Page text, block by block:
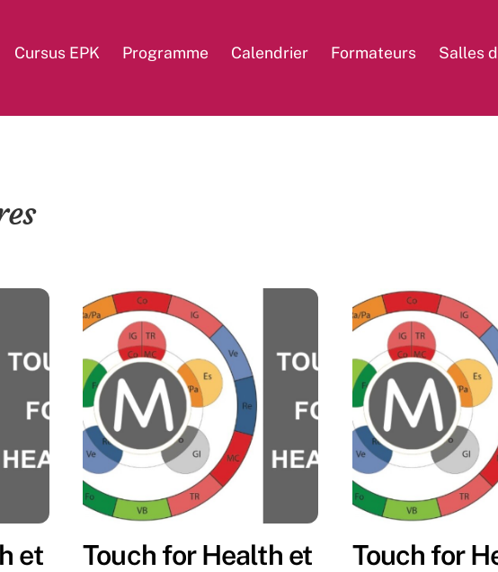
Cursus EPK Programme Calendrier Formateurs Salles
et
Touch for Health et
Touch for